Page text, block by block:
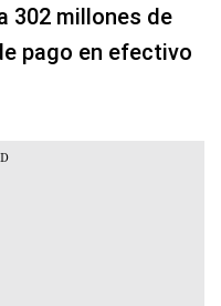
302 millones de
pago en efectivo